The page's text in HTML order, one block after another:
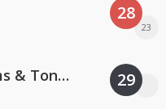
David Guetta, Teddy Swims & Tones And I
28
23
29